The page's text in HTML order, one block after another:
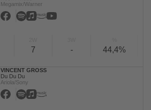
Megamix/Warner
7 - 44,4%
VINCENT GROSS
Du Du Du
Ariola/Sony